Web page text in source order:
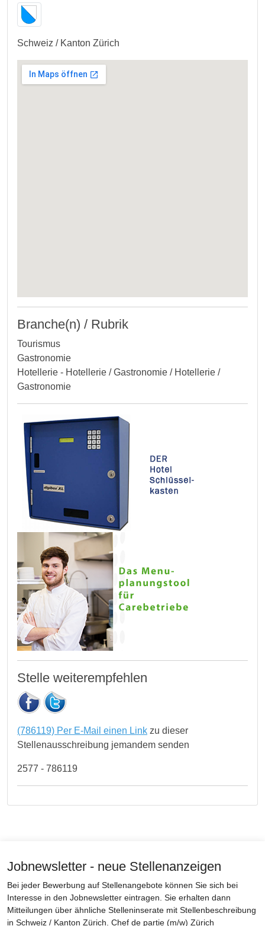
Schweiz / Kanton Zürich
Branche(n) / Rubrik
Tourismus
Gastronomie
Hotellerie - Hotellerie / Gastronomie / Hotellerie /
Gastronomie
Stelle weiterempfehlen
(786119) Per E-Mail einen Link zu dieser
Stellenausschreibung jemandem senden
2577 - 786119
Jobnewsletter - neue Stellenanzeigen
Bei jeder Bewerbung auf Stellenangebote können Sie sich bei
Interesse in den Jobnewsletter eintragen. Sie erhalten dann
Mitteilungen über ähnliche Stelleninserate mit Stellenbeschreibung
in Schweiz / Kanton Zürich. Chef de partie (m/w) Zürich